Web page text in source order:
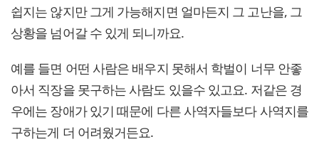
쉽지는 않지만 그게 가능해지면 얼마든지 그 고난을, 그
상황을 넘어갈 수 있게 되니까요.
예를 들면 어떤 사람은 배우지 못해서 학벌이 너무 안좋
아서 직장을 못구하는 사람도 있을수 있고요. 저같은 경
우에는 장애가 있기 때문에 다른 사역자들보다 사역지를
구하는게 더 어려웠거든요.